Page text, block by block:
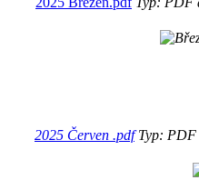
2025 Červen .pdfTyp: PDF